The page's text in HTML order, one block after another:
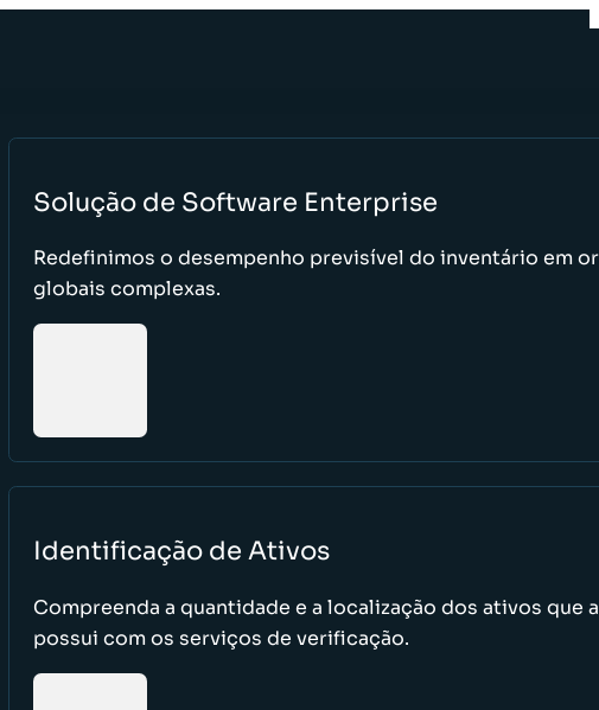
Solução de Software Enterprise
Redefinimos o desempenho previsível do inventário em
globais complexas.
Identificação de Ativos
Compreenda a quantidade e a localização dos ativos que
possui com os serviços de verificação.